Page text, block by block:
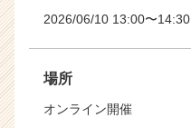
2026/06/10 13:00〜14:30
場所
オンライン開催